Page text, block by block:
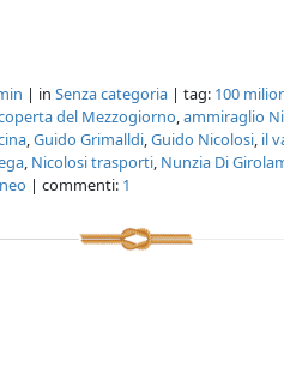
| in Senza categoria | tag: 100
del Mezzogiorno,ammiraglio
,Guido Grimalldi,Guido Nicolosi, il
, Nicolosi trasporti, Nunzia Di
| commenti: 1